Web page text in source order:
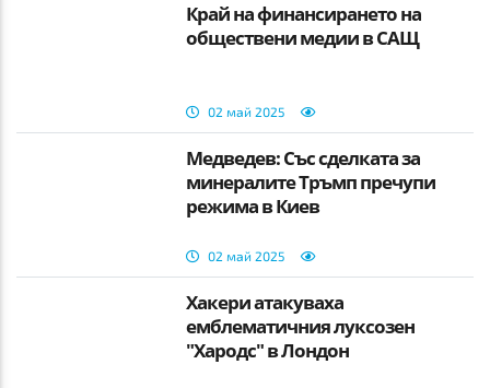
Край на финансирането на
обществени медии в САЩ
02 май 2025
Медведев: Със сделката за
минералите Тръмп пречупи
режима в Киев
02 май 2025
Хакери атакуваха
емблематичния луксозен
"Хародс" в Лондон